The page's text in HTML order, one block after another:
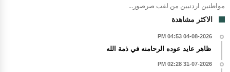
مواطنين اردنيين من لقب صرصور...
الاكثر مشاهدة
04-08-2026 04:53 PM
ظاهر عايد عوده الرحامنه في ذمة الله
31-07-2026 02:28 PM